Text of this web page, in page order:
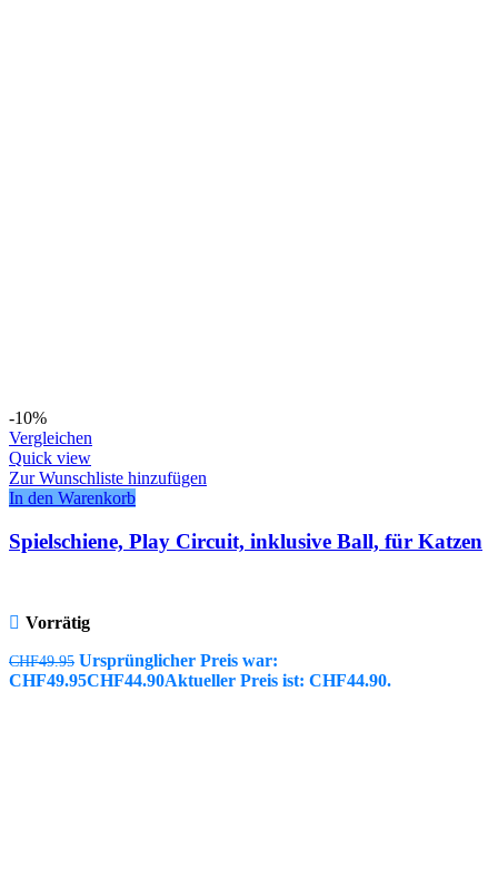
-10%
Vergleichen
Quick view
Zur Wunschliste hinzufügen
In den Warenkorb
Spielschiene, Play Circuit, inklusive Ball, für Katzen
Vorrätig
CHF49.95 Ursprünglicher Preis war:
CHF49.95CHF44.90Aktueller Preis ist: CHF44.90.